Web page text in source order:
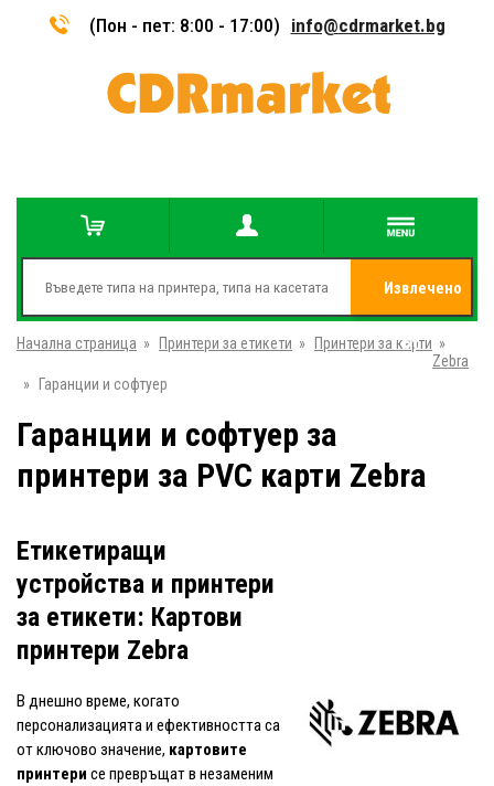
(Пон - пет: 8:00 - 17:00) info@cdrmarket.bg
Извлечено
от
Начална страница » Принтери за етикети » Принтери за карти »
Zebra
»
Гаранции и софтуер
Гаранции и софтуер за
принтери за PVC карти Zebra
Етикетиращи
устройства и принтери
за етикети: Картови
принтери Zebra
В днешно време, когато
персонализацията и ефективността са
от ключово значение, картовите
принтери се превръщат в незаменим